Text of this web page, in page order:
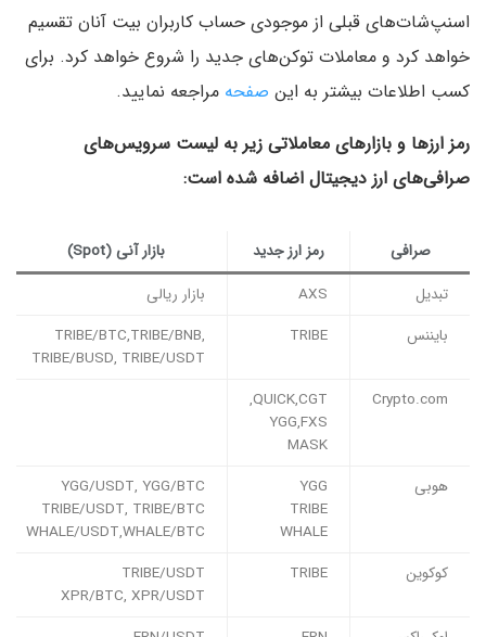
اسنپ‌شات‌های قبلی از موجودی حساب کاربران بیت آنان تقسیم
خواهد کرد و معاملات توکن‌های جدید را شروع خواهد کرد. برای
کسب اطلاعات بیشتر به این صفحه مراجعه نمایید.
رمز ارزها و بازارهای معاملاتی زیر به لیست سرویس‌های
صرافی‌های ارز دیجیتال اضافه شده است:
صرافی رمز ارز جدید
بازار آنی (Spot)
تبدیل
AXS
بازار ریالی
بایننس
TRIBE
TRIBE/BTC,TRIBE/BNB,
TRIBE/BUSD, TRIBE/USDT
Crypto.com
QUICK,CGT,
YGG,FXS
MASK
هوبی
YGG
TRIBE
WHALE
YGG/USDT, YGG/BTC
TRIBE/USDT, TRIBE/BTC
WHALE/USDT,WHALE/BTC
کوکوین
TRIBE
TRIBE/USDT
XPR/BTC, XPR/USDT